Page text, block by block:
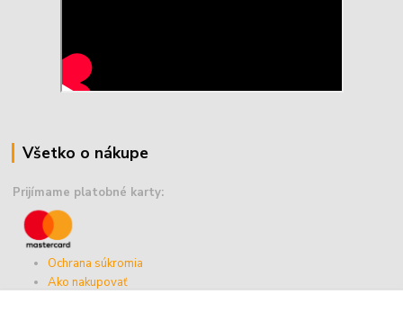
Všetko o nákupe
Prijímame platobné karty:
Ochrana súkromia
Ako nakupovať